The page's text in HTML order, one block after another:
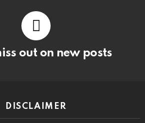
out on new posts
DISCLAIMER